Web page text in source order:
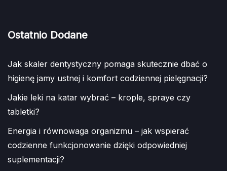
Ostatnio Dodane
Jak skaler dentystyczny pomaga skutecznie dbać o
higienę jamy ustnej i komfort codziennej pielęgnacji?
Jakie leki na katar wybrać – krople, spraye czy
tabletki?
Energia i równowaga organizmu – jak wspierać
codzienne funkcjonowanie dzięki odpowiedniej
suplementacji?